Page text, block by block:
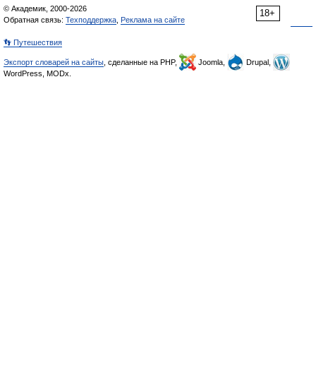
18+
© Академик, 2000-2026
Обратная связь: Техподдержка Реклама на сайте
👣 Путешествия
Экспорт словарей на сайты , сделанные на PHP, Joomla,
Drupal,
WordPress, MODx.